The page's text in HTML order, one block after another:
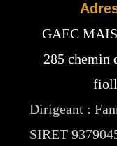
GAEC
285 chemin
Dirigeant :
SIRET